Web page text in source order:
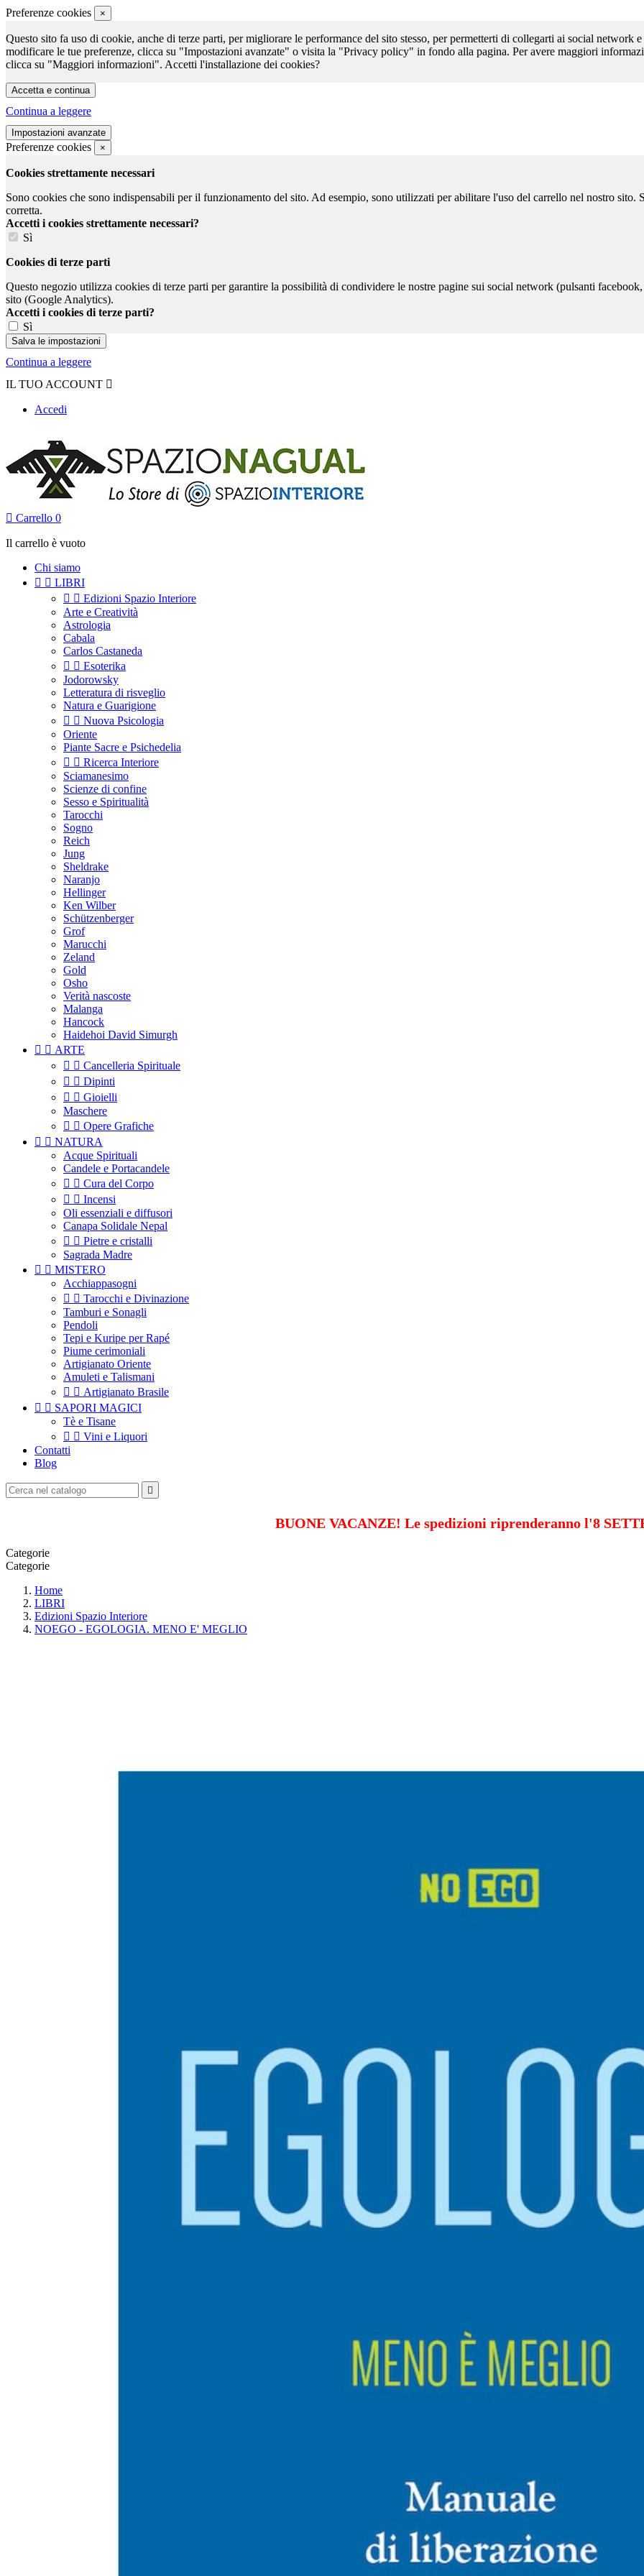
Preferenze cookies ×
Questo sito fa uso di cookie, anche di terze parti, per migliorare le performance del sito stesso, per permetterti di collegarti ai social network
modificare le tue preferenze, clicca su "Impostazioni avanzate" o visita la "Privacy policy" in fondo alla pagina. Per avere maggiori
clicca su "Maggiori informazioni". Accetti l'installazione dei cookies?
Continua a leggere
Preferenze cookies ×
Cookies strettamente necessari
Sono cookies che sono indispensabili per il funzionamento del sito. Ad esempio, sono utilizzati per abilitare l'uso del carrello nel nostro sito.
corretta.
Accetti i cookies strettamente necessari?
Sì
Cookies di terze parti
Questo negozio utilizza cookies di terze parti per garantire la possibilità di condividere le nostre pagine sui social network (pulsanti
sito (Google Analytics).
Accetti i cookies di terze parti?
Sì
Continua a leggere
IL TUO ACCOUNT 
Accedi
 Carrello 0
Il carrello è vuoto
Chi siamo
  LIBRI
  Edizioni Spazio Interiore
Arte e Creatività
Astrologia
Cabala
Carlos Castaneda
  Esoterika
Jodorowsky
Letteratura di risveglio
Natura e Guarigione
  Nuova Psicologia
Oriente
Piante Sacre e Psichedelia
  Ricerca Interiore
Sciamanesimo
Scienze di confine
Sesso e Spiritualità
Tarocchi
Sogno
Reich
Jung
Sheldrake
Naranjo
Hellinger
Ken Wilber
Schützenberger
Grof
Marucchi
Zeland
Gold
Osho
Verità nascoste
Malanga
Hancock
Haidehoi David Simurgh
  ARTE
  Cancelleria Spirituale
  Dipinti
  Gioielli
Maschere
  Opere Grafiche
  NATURA
Acque Spirituali
Candele e Portacandele
  Cura del Corpo
  Incensi
Oli essenziali e diffusori
Canapa Solidale Nepal
  Pietre e cristalli
Sagrada Madre
  MISTERO
Acchiappasogni
  Tarocchi e Divinazione
Tamburi e Sonagli
Pendoli
Tepi e Kuripe per Rapé
Piume cerimoniali
Artigianato Oriente
Amuleti e Talismani
  Artigianato Brasile
  SAPORI MAGICI
Tè e Tisane
  Vini e Liquori
Contatti
Blog

BUONE VACANZE! Le spedizioni riprenderanno l'8
Categorie
Categorie
Home
LIBRI
Edizioni Spazio Interiore
NOEGO - EGOLOGIA. MENO E' MEGLIO